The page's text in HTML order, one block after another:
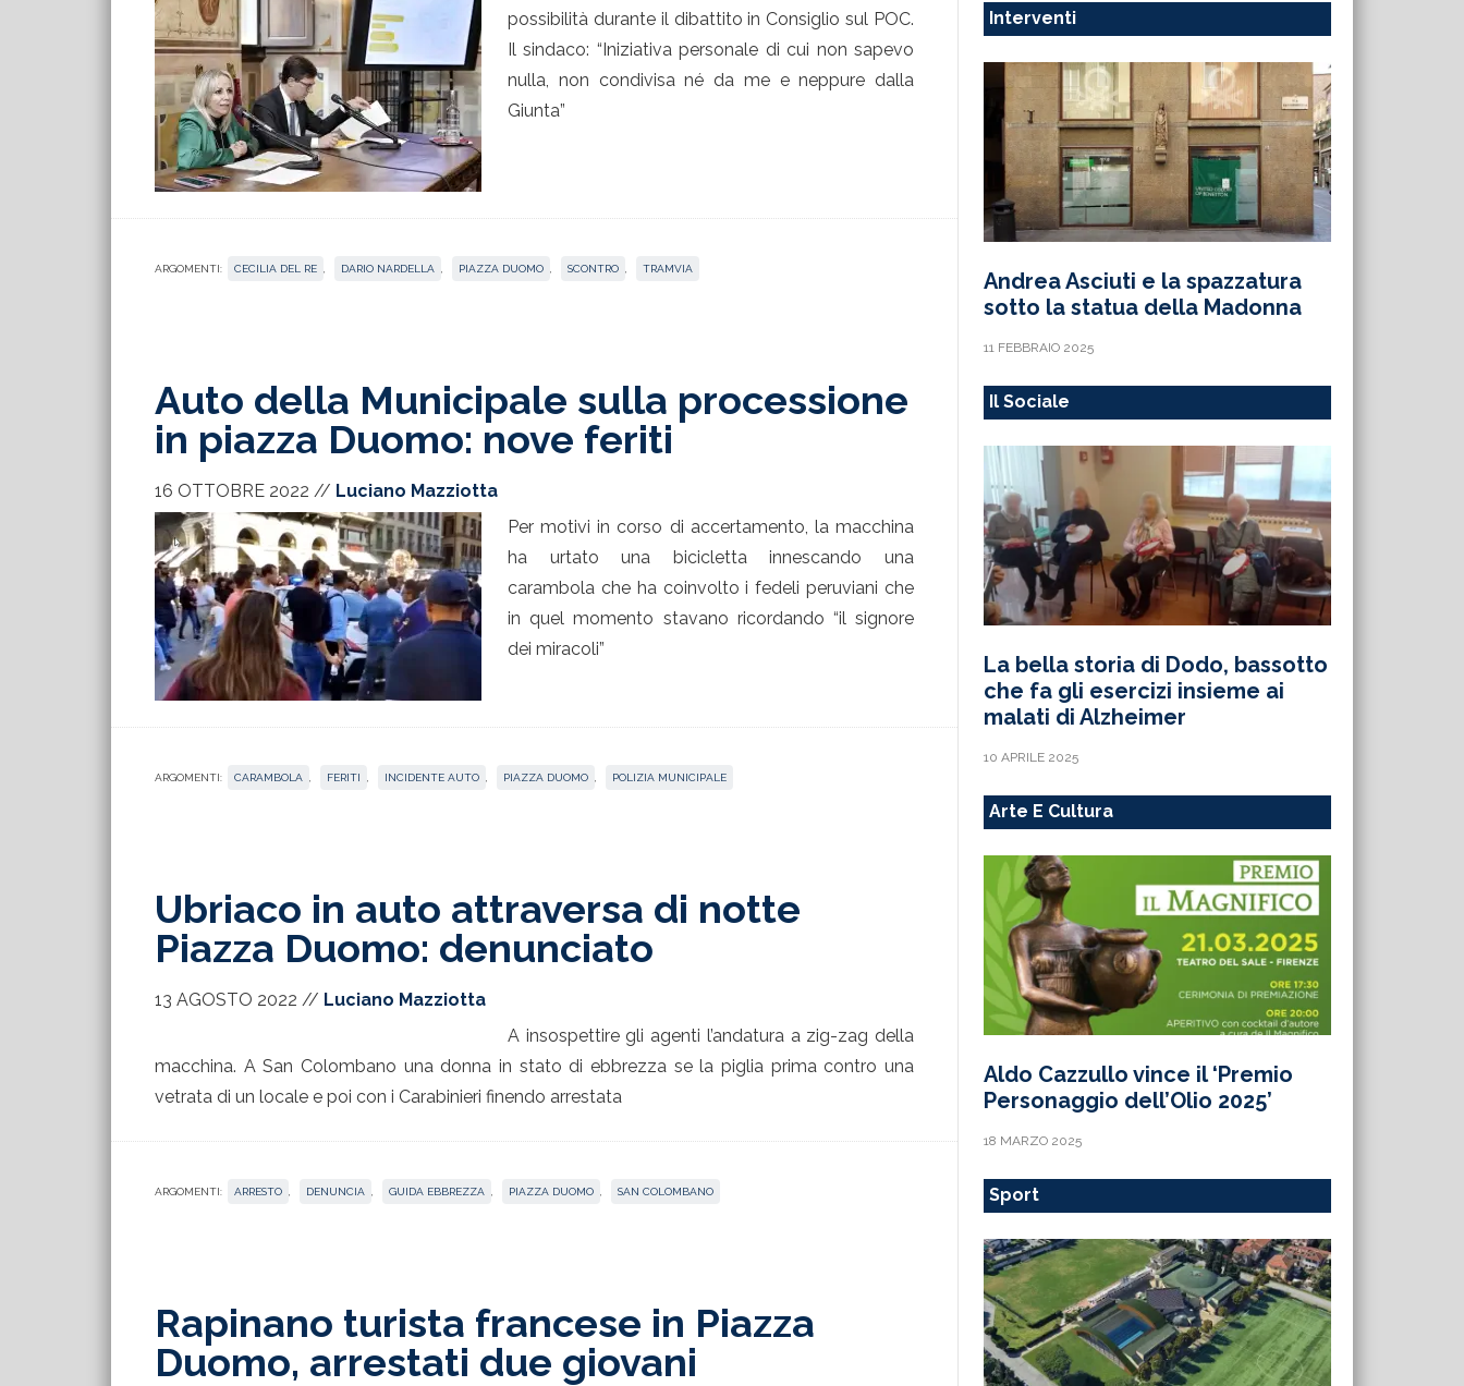
possibilità durante il dibattito in Consiglio sul POC.
Il sindaco: “Iniziativa personale di cui non sapevo
nulla, non condivisa né da me e neppure dalla
Giunta”
ARGOMENTI: CECILIA DEL RE DARIO NARDELLA PIAZZA DUOMO SCONTRO TRAMVIA
Auto della Municipale sulla processione
in piazza Duomo: nove feriti
16 OTTOBRE 2022 // Luciano Mazziotta
Per motivi in corso di accertamento, la macchina
ha urtato una bicicletta innescando una
carambola che ha coinvolto i fedeli peruviani che
in quel momento stavano ricordando “il signore
dei miracoli”
ARGOMENTI: CARAMBOLA FERITI INCIDENTE AUTO PIAZZA DUOMO POLIZIA MUNICIPALE
Ubriaco in auto attraversa di notte
Piazza Duomo: denunciato
13 AGOSTO 2022 // Luciano Mazziotta
A insospettire gli agenti l’andatura a zig-zag della
macchina. A San Colombano una donna in stato di ebbrezza se la piglia prima contro una
vetrata di un locale e poi con i Carabinieri finendo arrestata
ARGOMENTI: ARRESTO DENUNCIA GUIDA EBBREZZA PIAZZA DUOMO SAN COLOMBANO
Rapinano turista francese in Piazza
Duomo, arrestati due giovani
Interventi
Andrea Asciuti e la spazzatura
sotto la statua della Madonna
11 FEBBRAIO 2025
Il Sociale
La bella storia di Dodo, bassotto
che fa gli esercizi insieme ai
malati di Alzheimer
10 APRILE 2025
Arte E Cultura
Aldo Cazzullo vince il ‘Premio
Personaggio dell’Olio 2025’
18 MARZO 2025
Sport